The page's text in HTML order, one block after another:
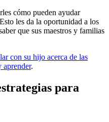
cómo pueden ayudar
les da la oportunidad a los
que sus maestros y familias
con su hijo acerca de las
aprender.
para